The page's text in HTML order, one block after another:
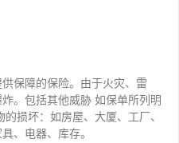
保障的保险。由于火灾、雷
。包括其他威胁 如保单所列明
损坏：如房屋、大厦、工厂、
、电器、库存。